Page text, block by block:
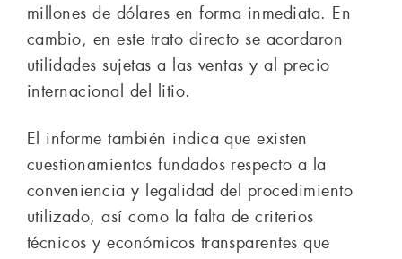
millones de dólares en forma inmediata. En
cambio, en este trato directo se acordaron
utilidades sujetas a las ventas y al precio
internacional del litio.
El informe también indica que existen
cuestionamientos fundados respecto a la
conveniencia y legalidad del procedimiento
utilizado, así como la falta de criterios
técnicos y económicos transparentes que